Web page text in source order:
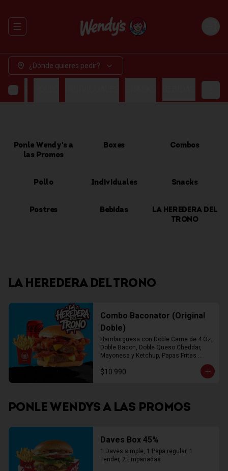
Abrir menu de navegación Login
¿Dónde quieres pedir?
Ponle Wendy's a
las Promos
Boxes Combos
Pollo Individuales Snacks
Postres Bebidas
LA HEREDERA DEL
TRONO
LA HEREDERA DEL TRONO
Combo Baconator (Original
Doble)
Hamburguesa con Doble Carne de 4 Oz,
Doble Bacon, Doble Queso Cheddar,
Mayonesa y Ketchup, Papas Fritas
$10.990
PONLE WENDYS A LAS PROMOS
Daves Box 45%
1 Daves simple, 1 Papa regular, 1
Tender, 2 Empanadas